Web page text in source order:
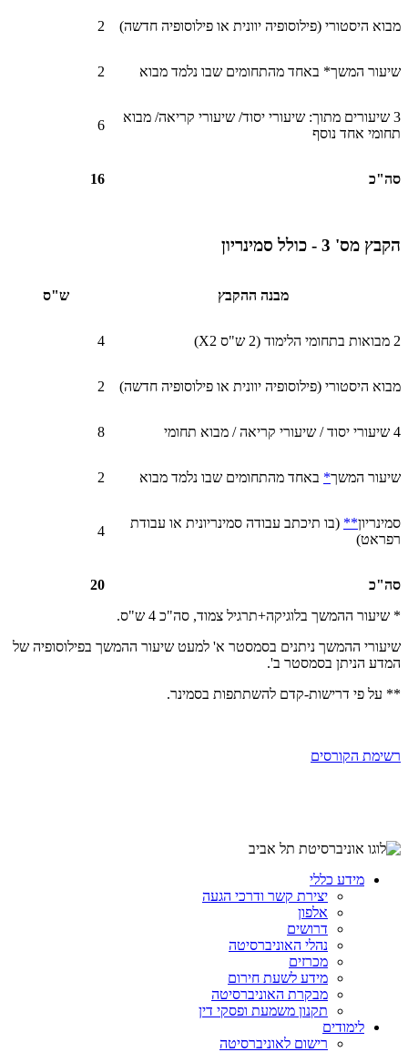
מבוא היסטורי (פילוסופיה יוונית או פילוסופיה חדשה) 2
שיעור המשך* באחד מהתחומים שבו נלמד מבוא 2
3 שיעורים מתוך: שיעורי יסוד/ שיעורי קריאה/ מבוא
תחומי אחד נוסף
6
סה"כ 16
הקבץ מס' 3 - כולל סמינריון
מבנה ההקבץ ש"ס
2 מבואות בתחומי הלימוד (2 ש"ס 2 X
)
4
מבוא היסטורי (פילוסופיה יוונית או פילוסופיה חדשה) 2
4 שיעורי יסוד / שיעורי קריאה / מבוא תחומי 8
שיעור המשך* באחד מהתחומים שבו נלמד מבוא 2
סמינריון** (בו תיכתב עבודה סמינריונית או עבודת
רפראט)
4
סה"כ
20
* שיעור ההמשך בלוגיקה+תרגיל צמוד, סה"כ 4 ש"ס.
שיעורי ההמשך ניתנים בסמסטר א' למעט שיעור ההמשך בפילוסופיה של
המדע הניתן בסמסטר ב'.
** על פי דרישות-קדם להשתתפות בסמינר.
רשימת הקורסים
מידע כללי
יצירת קשר ודרכי הגעה
אלפון
דרושים
נהלי האוניברסיטה
מכרזים
מידע לשעת חירום
מבקרת האוניברסיטה
תקנון משמעת ופסקי דין
לימודים
רישום לאוניברסיטה